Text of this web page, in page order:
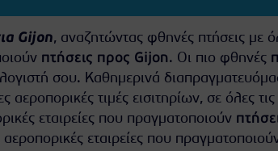
Gijon, αναζητώντας φθηνές πτήσεις με
πτήσεις προς Gijon. Οι πιο φθηνές
σου. Καθημερινά
αεροπορικές τιμές εισιτηρίων, σε όλες τις
εταιρείες που πραγματοποιούν
εταιρείες που